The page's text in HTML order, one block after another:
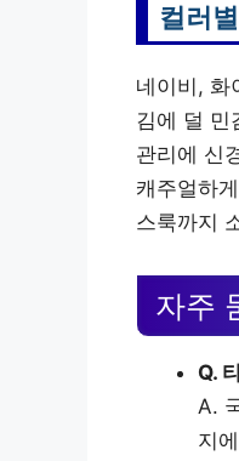
컬러
네이비, 화
김에 덜 민
관리에 신
캐주얼하
스룩까지
자주
Q.
A.
지